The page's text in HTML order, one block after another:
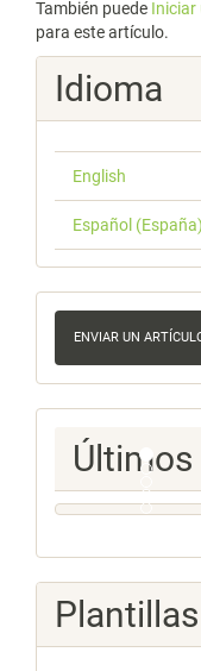
También puede Iniciar
para este artículo.
Idioma
English
Español (España)
Enviar
un
artículo
ENVIAR UN
Ultimos
Numeros
Plantillas